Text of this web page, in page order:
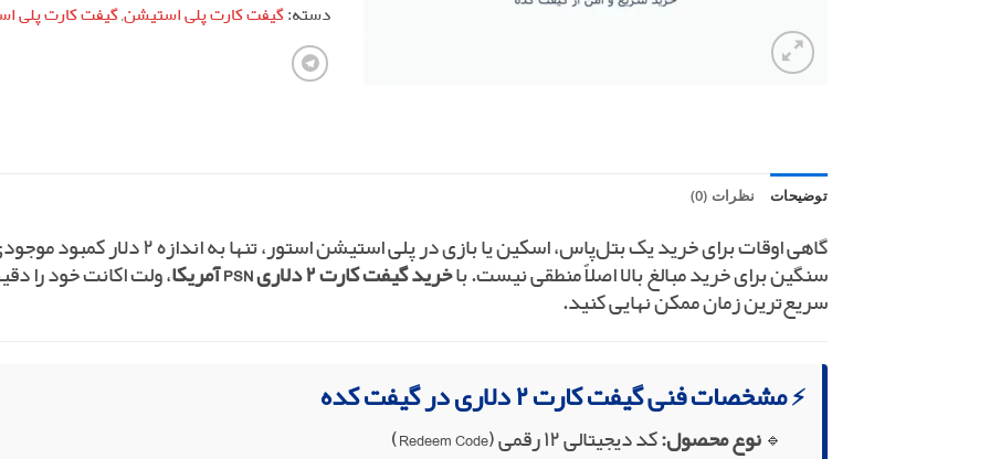
دسته:گیفت کارت پلی استیشن,گیفت کارت پلی
توضیحات نظرات (0)
گاهی اوقات برای خرید یک بتل‌پاس، اسکین
سنگین برای خرید مبالغ بالا اصلاً منطقی نیست. باخرید گیفت کارت ۲ دلاری PSN آمریکا
، ولت اکانت خود را
سریع‌ترین زمان ممکن نهایی کنید.
⚡ مشخصات فنی گیفت کارت ۲ دلاری در گیفت کده
🔹 نوع محصول:کد دیجیتالی ۱۲ رقمی (Redeem Code)